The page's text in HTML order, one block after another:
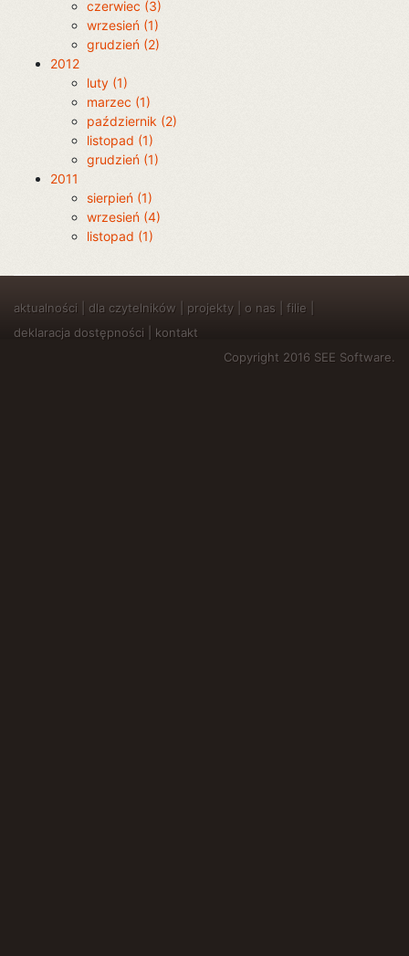
czerwiec (3)
wrzesień (1)
grudzień (2)
2012
luty (1)
marzec (1)
październik (2)
listopad (1)
grudzień (1)
2011
sierpień (1)
wrzesień (4)
listopad (1)
aktualności dla czytelników projekty o nas filie
deklaracja dostępności
kontakt
Copyright 2016 SEE Software.